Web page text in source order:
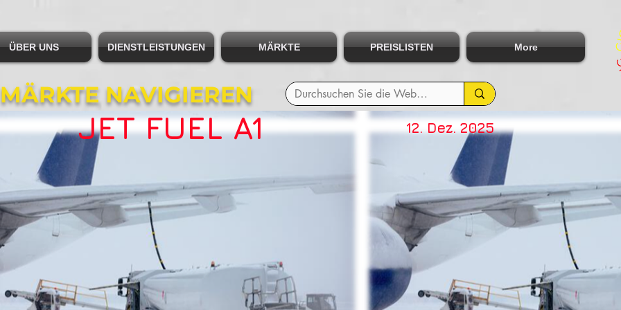
NAVIGIEREN
ÜBER UNS DIENSTLEISTUNGEN MÄRKTE PREISLISTEN More
12. Dez. 2025
JET FUEL A1